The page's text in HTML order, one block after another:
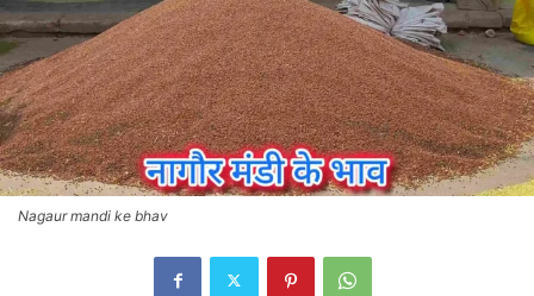
Nagaur mandi ke bhav